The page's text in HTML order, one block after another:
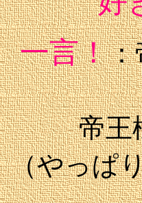
一言！
帝王
（やっぱ